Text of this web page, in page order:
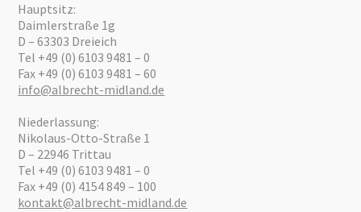
Hauptsitz:
Daimlerstraße 1g
D – 63303 Dreieich
Tel +49 (0) 6103 9481 – 0
Fax +49 (0) 6103 9481 – 60
info@albrecht-midland.de
Niederlassung:
Nikolaus-Otto-Straße 1
D – 22946 Trittau
Tel +49 (0) 6103 9481 – 0
Fax +49 (0) 4154 849 – 100
kontakt@albrecht-midland.de